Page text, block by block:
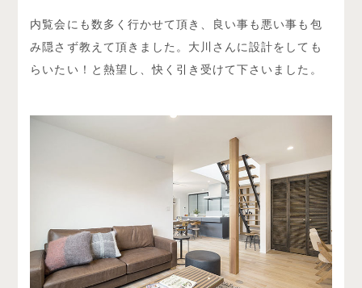
内覧会にも数多く行かせて頂き、良い事も悪い事も包
み隠さず教えて頂きました。大川さんに設計をしても
らいたい！と熱望し、快く引き受けて下さいました。